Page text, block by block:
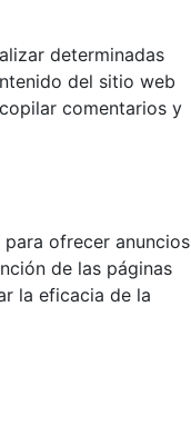
determinadas
del sitio web
comentarios y
ofrecer anuncios
de las páginas
la eficacia de la